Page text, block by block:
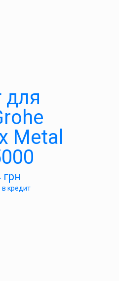
для
Metal
грн
в кредит